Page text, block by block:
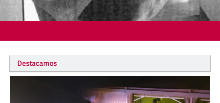
Destacamos